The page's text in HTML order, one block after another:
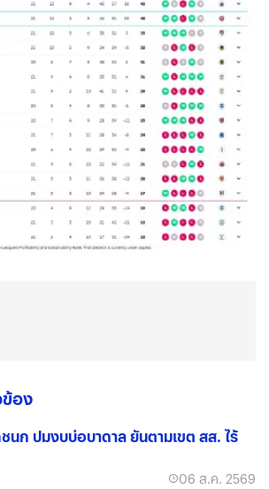
ข้อง
นก ปมงบบ่อบาดาล ยันตามเขต สส. ไร้
06 ส.ค. 2569